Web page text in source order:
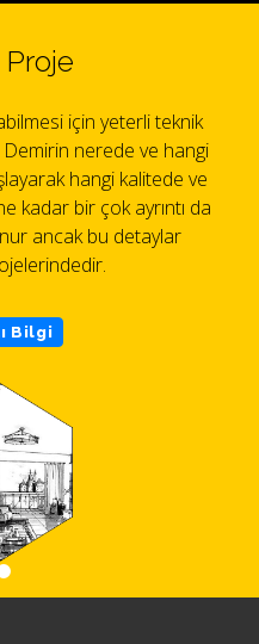
için yeterli teknik
Demirin nerede ve hangi
hangi kalitede ve
kadar bir çok ayrıntı da
ancak bu detaylar
Bilgi